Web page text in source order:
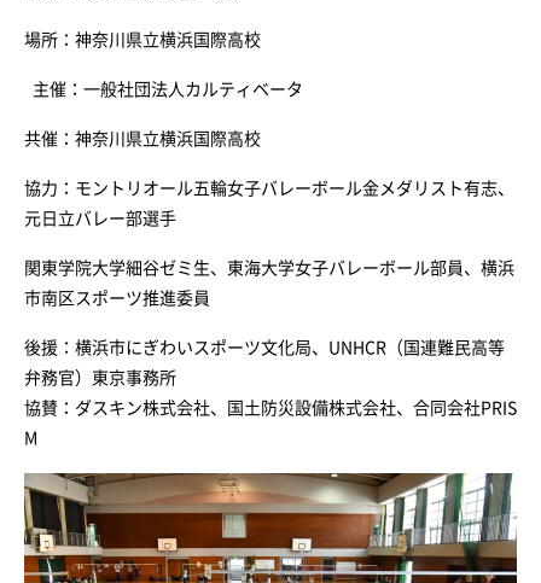
場所：神奈川県立横浜国際高校
主催：一般社団法人カルティベータ
共催：神奈川県立横浜国際高校
協力：モントリオール五輪女子バレーボール金メダリスト有志、
元日立バレー部選手
関東学院大学細谷ゼミ生、東海大学女子バレーボール部員、横浜
市南区スポーツ推進委員
後援：横浜市にぎわいスポーツ文化局、UNHCR（国連難民高等
弁務官）東京事務所
協賛：ダスキン株式会社、国土防災設備株式会社、合同会社PRIS
M